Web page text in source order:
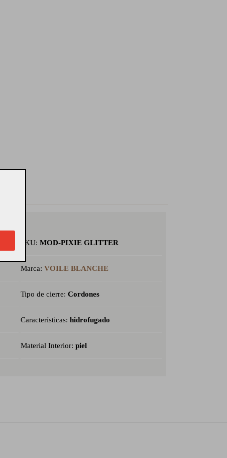
SKU: MOD-PIXIE GLITTER
Marca: VOILE BLANCHE
Tipo de cierre: Cordones
Características: hidrofugado
Material Interior: piel